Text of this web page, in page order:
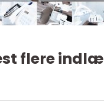
flere